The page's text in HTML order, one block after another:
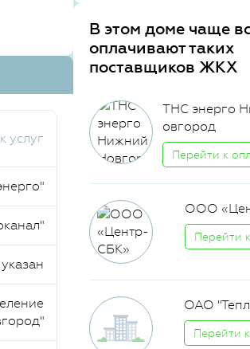
услуг
В этом доме чаще
оплачивают таких
поставщиков ЖКХ
ТНС энерго
овгород
Перейти к
ООО
Перейти
ОАО
Перейти